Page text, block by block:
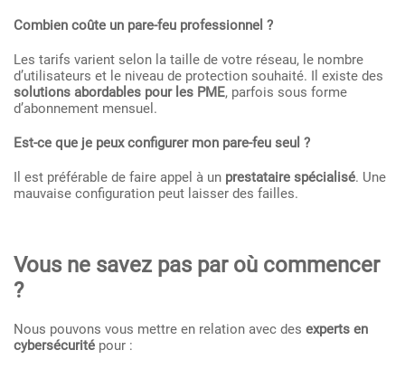
Combien coûte un pare-feu professionnel ?
Les tarifs varient selon la taille de votre réseau, le nombre
d’utilisateurs et le niveau de protection souhaité. Il existe des
solutions abordables pour les PME, parfois sous forme
d’abonnement mensuel.
Est-ce que je peux configurer mon pare-feu seul ?
Il est préférable de faire appel à un prestataire spécialisé. Une
mauvaise configuration peut laisser des failles.
Vous ne savez pas par où commencer
?
Nous pouvons vous mettre en relation avec des experts en
cybersécurité pour :